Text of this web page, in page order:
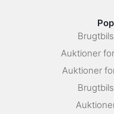
Auktioner
Auktioner